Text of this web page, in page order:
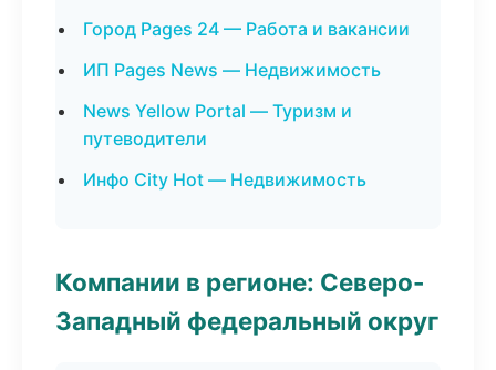
Город Pages 24 — Работа и вакансии
ИП Pages News — Недвижимость
News Yellow Portal — Туризм и
путеводители
Инфо City Hot — Недвижимость
Компании в регионе: Северо-
Западный федеральный округ